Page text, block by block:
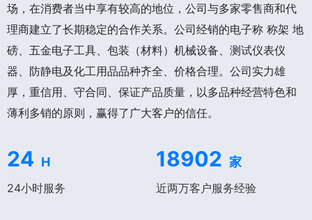
场，在消费者当中享有较高的地位，公司与多家零售商和代
理商建立了长期稳定的合作关系。公司经销的电子称 称架 地
磅、五金电子工具、包装（材料）机械设备、测试仪表仪
器、防静电及化工用品品种齐全、价格合理。公司实力雄
厚，重信用、守合同、保证产品质量，以多品种经营特色和
薄利多销的原则，赢得了广大客户的信任。
24 H
24小时服务
18902 家
近两万客户服务经验